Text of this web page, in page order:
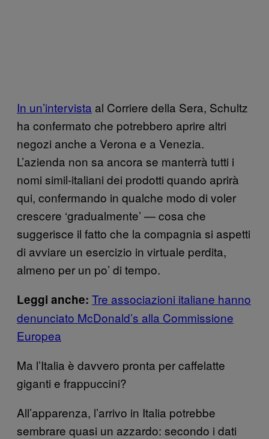
In un’intervista al Corriere della Sera, Schultz
ha confermato che potrebbero aprire altri
negozi anche a Verona e a Venezia.
L’azienda non sa ancora se manterrà tutti i
nomi simil-italiani dei prodotti quando aprirà
qui, confermando in qualche modo di voler
crescere ‘gradualmente’ — cosa che
suggerisce il fatto che la compagnia si aspetti
di avviare un esercizio in virtuale perdita,
almeno per un po’ di tempo.
Leggi anche: Tre associazioni italiane hanno
denunciato McDonald’s alla Commissione
Europea
Ma l’Italia è davvero pronta per caffelatte
giganti e frappuccini?
All’apparenza, l’arrivo in Italia potrebbe
sembrare quasi un azzardo: secondo i dati